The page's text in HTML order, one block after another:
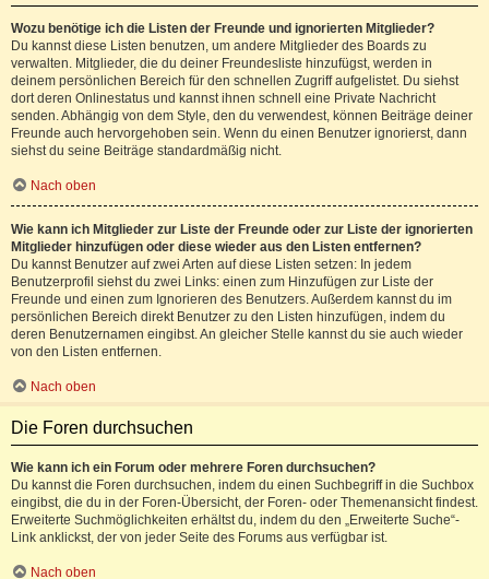
Wozu benötige ich die Listen der Freunde und ignorierten Mitglieder?
Du kannst diese Listen benutzen, um andere Mitglieder des Boards zu
verwalten. Mitglieder, die du deiner Freundesliste hinzufügst, werden in
deinem persönlichen Bereich für den schnellen Zugriff aufgelistet. Du siehst
dort deren Onlinestatus und kannst ihnen schnell eine Private Nachricht
senden. Abhängig von dem Style, den du verwendest, können Beiträge deiner
Freunde auch hervorgehoben sein. Wenn du einen Benutzer ignorierst, dann
siehst du seine Beiträge standardmäßig nicht.
Nach oben
Wie kann ich Mitglieder zur Liste der Freunde oder zur Liste der ignorierten
Mitglieder hinzufügen oder diese wieder aus den Listen entfernen?
Du kannst Benutzer auf zwei Arten auf diese Listen setzen: In jedem
Benutzerprofil siehst du zwei Links: einen zum Hinzufügen zur Liste der
Freunde und einen zum Ignorieren des Benutzers. Außerdem kannst du im
persönlichen Bereich direkt Benutzer zu den Listen hinzufügen, indem du
deren Benutzernamen eingibst. An gleicher Stelle kannst du sie auch wieder
von den Listen entfernen.
Nach oben
Die Foren durchsuchen
Wie kann ich ein Forum oder mehrere Foren durchsuchen?
Du kannst die Foren durchsuchen, indem du einen Suchbegriff in die Suchbox
eingibst, die du in der Foren-Übersicht, der Foren- oder Themenansicht findest.
Erweiterte Suchmöglichkeiten erhältst du, indem du den „Erweiterte Suche“-
Link anklickst, der von jeder Seite des Forums aus verfügbar ist.
Nach oben